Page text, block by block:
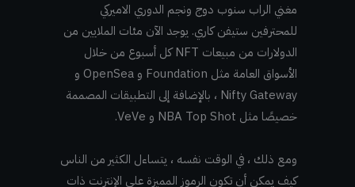
مغني الراب سنوب دوج ونجم الدوري الاميركي
للمحترفين ستيفن كاري. يوجد الآن مئات الملايين من
الدولارات من مبيعات NFT كل أسبوع من خلال
الأسواق العامة مثل Foundation و OpenSea و
Nifty Gateway ، بالإضافة إلى التطبيقات المصممة
خصيصًا مثل NBA Top Shot و VeVe.
ومع ذلك ، في الوقت نفسه ، يتساءل الكثير من الناس
كيف يمكن أن تكون الرموز المميزة على الإنترنت ذات